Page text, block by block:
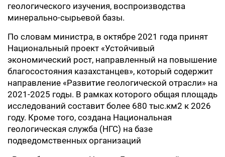
геологического изучения, воспроизводства
минерально-сырьевой базы.
По словам министра, в октябре 2021 года принят
Национальный проект «Устойчивый
экономический рост, направленный на повышение
благосостояния казахстанцев», который содержит
направление «Развитие геологической отрасли» на
2021-2025 годы. В рамках которого общая площадь
исследований составит более 680 тыс.км2 к 2026
году. Кроме того, создана Национальная
геологическая служба (НГС) на базе
подведомственных организаций